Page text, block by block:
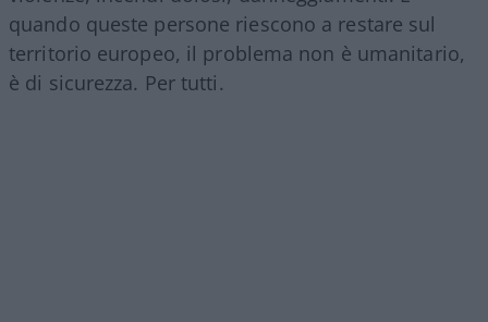
quando queste persone riescono a restare sul
territorio europeo, il problema non è umanitario,
è di sicurezza. Per tutti.